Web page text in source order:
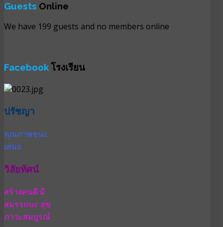
Guests Online
We have 199 guests and no members online
Facebookโรงเรียน
ปรัชญา
คุณภาพชนะ
เสมอ
วิสัยทัศน์
สร้างคนดี มี
สมรรถนะ สุข
ภาวะสมบูรณ์